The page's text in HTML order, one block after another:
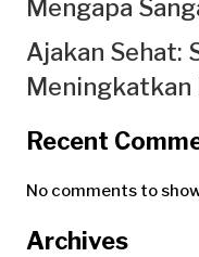
Mengapa
Ajakan Sehat:
Meningkatkan
Recent
No comments to
Archives